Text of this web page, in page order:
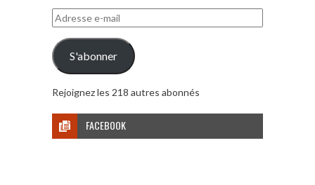
Adresse
e-
mail
S'abonner
Rejoignez les 218 autres abonnés
FACEBOOK